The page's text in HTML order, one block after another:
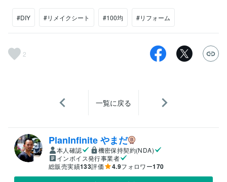
#DIY #リメイクシート #100均 #リフォーム
2
一覧に戻る
PlanInfinite やまだ
本人確認
機密保持契約(NDA)
インボイス発行事業者
総販売実績133評価 4.9フォロワー170